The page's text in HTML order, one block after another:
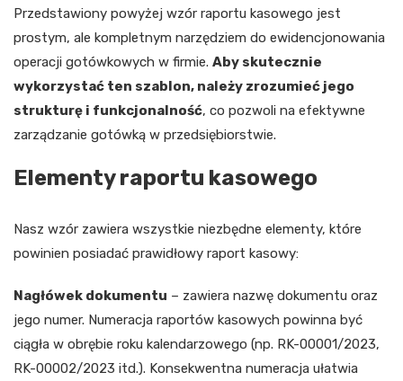
Przedstawiony powyżej wzór raportu kasowego jest
prostym, ale kompletnym narzędziem do ewidencjonowania
operacji gotówkowych w firmie. Aby skutecznie
wykorzystać ten szablon, należy zrozumieć jego
strukturę i funkcjonalność, co pozwoli na efektywne
zarządzanie gotówką w przedsiębiorstwie.
Elementy raportu kasowego
Nasz wzór zawiera wszystkie niezbędne elementy, które
powinien posiadać prawidłowy raport kasowy:
Nagłówek dokumentu – zawiera nazwę dokumentu oraz
jego numer. Numeracja raportów kasowych powinna być
ciągła w obrębie roku kalendarzowego (np. RK-00001/2023,
RK-00002/2023 itd.). Konsekwentna numeracja ułatwia